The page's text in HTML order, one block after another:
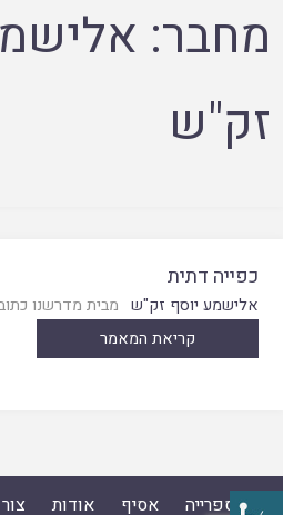
מחבר:
זק"ש
כפייה דתית
אלישמע יוסף זק"ש מבית מדרשנו
קריאת המאמר
ספרייה אסיף אודות